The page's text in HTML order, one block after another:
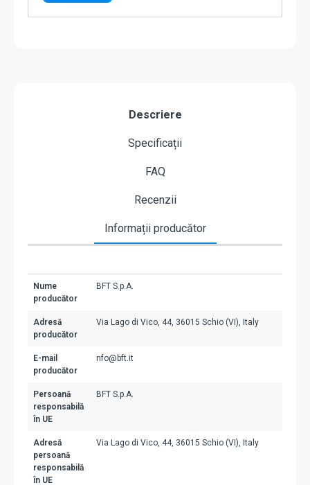
Descriere
Specificații
FAQ
Recenzii
Informații producător
Nume
producător
BFT S.p.A.
Adresă
producător
Via Lago di Vico, 44, 36015 Schio (VI), Italy
E-mail
producător
nfo@bft.it
Persoană
responsabilă
în UE
BFT S.p.A.
Adresă
persoană
responsabilă
în UE
Via Lago di Vico, 44, 36015 Schio (VI), Italy